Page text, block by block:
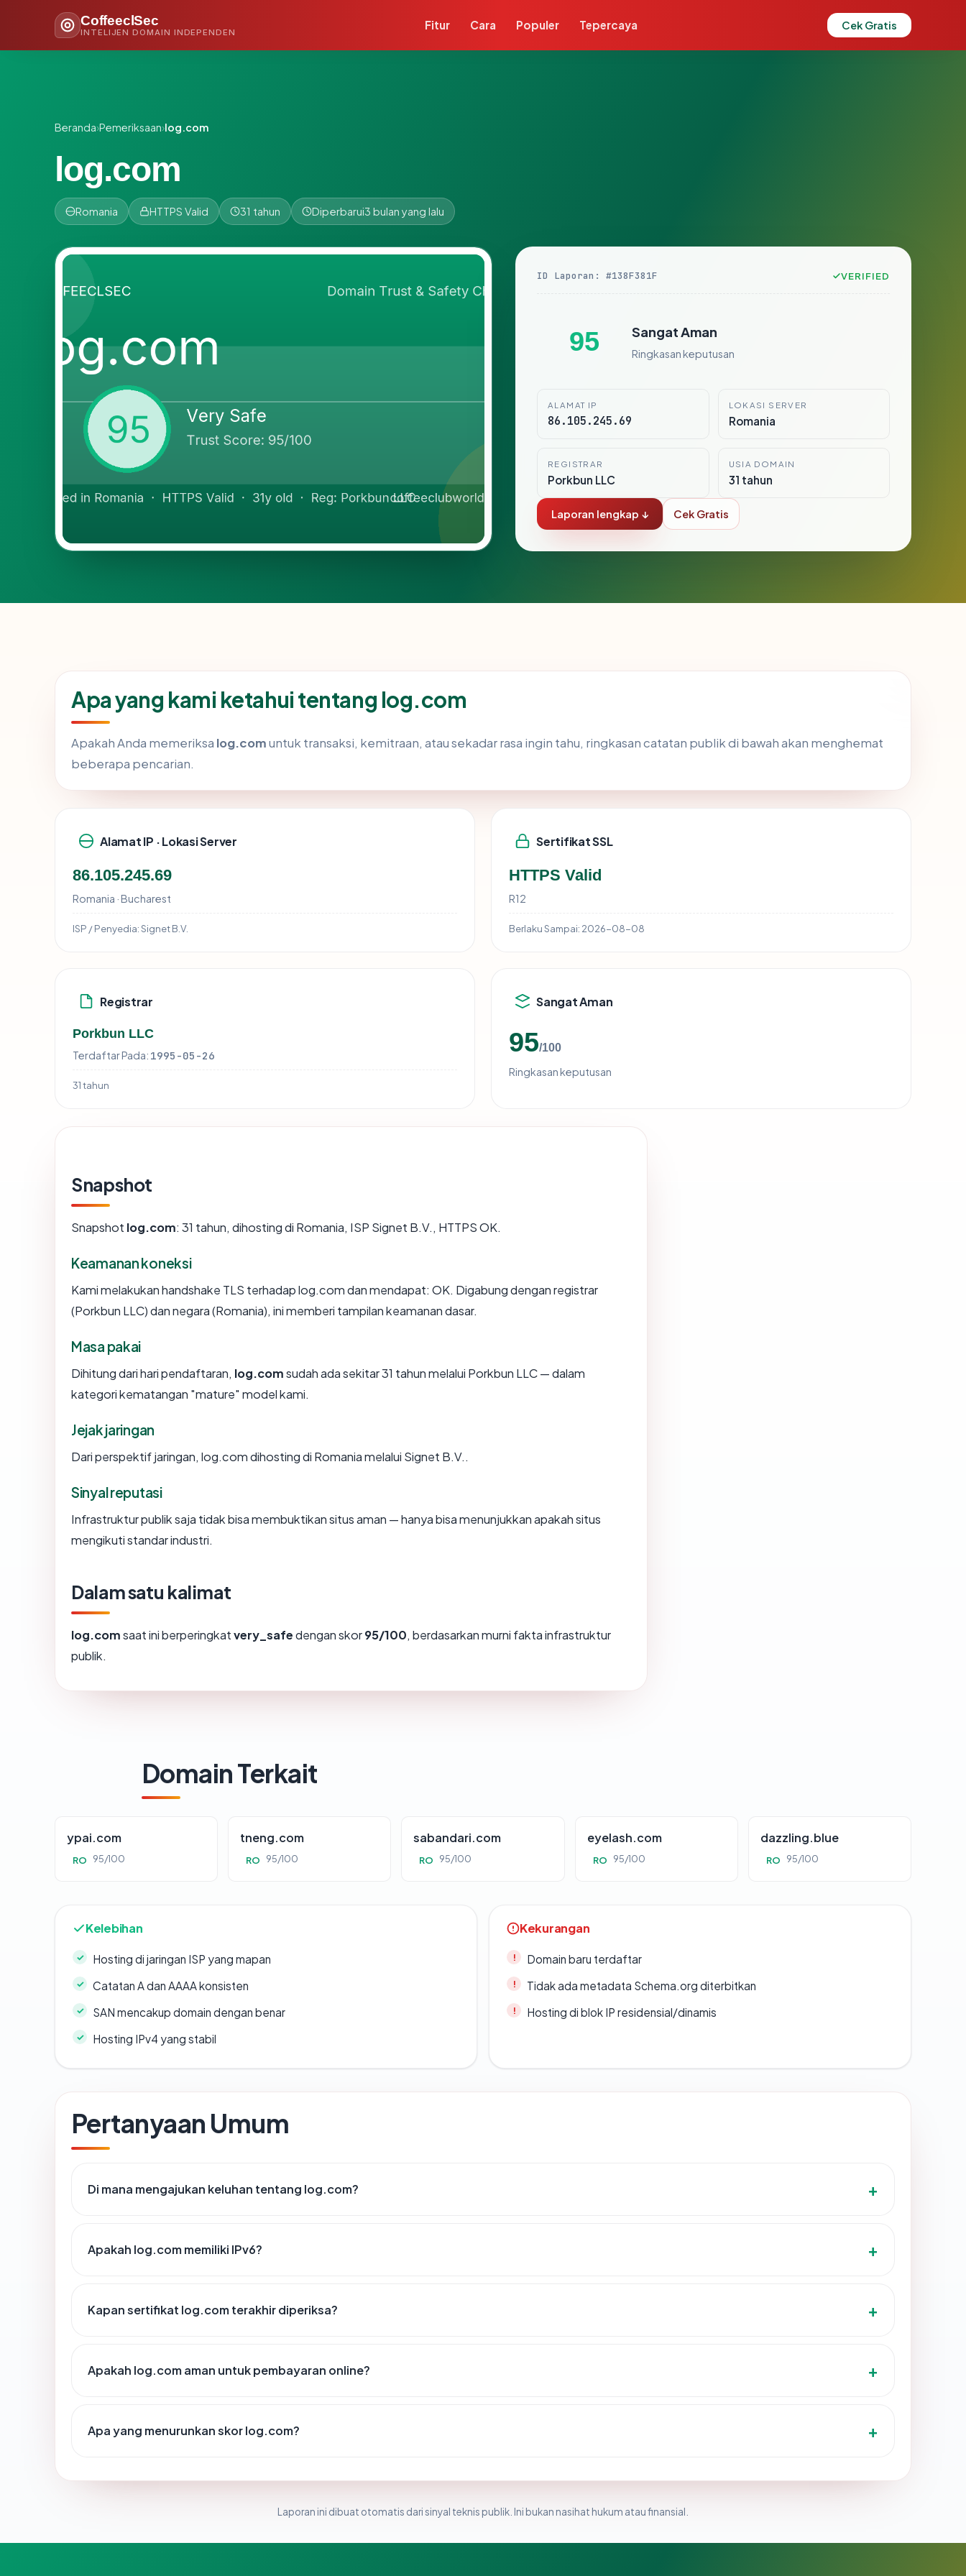
CoffeeclSec
INTELIJEN DOMAIN INDEPENDEN
Fitur Cara Populer Tepercaya Cek Gratis
Beranda›Pemeriksaan›log.com
log.com
Romania HTTPS Valid 31 tahun Diperbarui3 bulan yang lalu
ID Laporan: #138F381F VERIFIED
95 Sangat Aman
Ringkasan keputusan
ALAMAT IP
86.105.245.69
LOKASI SERVER
Romania
REGISTRAR
Porkbun LLC
USIA DOMAIN
31 tahun
Laporan lengkap ↓ Cek Gratis
Apa yang kami ketahui tentang log.com
Apakah Anda memeriksa log.comuntuk transaksi, kemitraan, atau sekadar rasa ingin tahu, ringkasan catatan publik di bawah akan menghemat
beberapa pencarian.
Alamat IP · Lokasi Server
86.105.245.69
Romania · Bucharest
ISP / Penyedia:Signet B.V.
Sertifikat SSL
HTTPS Valid
R12
Berlaku Sampai: 2026-08-08
Registrar
Porkbun LLC
Terdaftar Pada: 1995-05-26
31 tahun
Sangat Aman
95/100
Ringkasan keputusan
Snapshot
Snapshot log.com: 31 tahun, dihosting di Romania, ISP Signet B.V., HTTPS OK.
Keamanan koneksi
Kami melakukan handshake TLS terhadap log.com dan mendapat: OK. Digabung dengan registrar
(Porkbun LLC) dan negara (Romania), ini memberi tampilan keamanan dasar.
Masa pakai
Dihitung dari hari pendaftaran, log.comsudah ada sekitar 31 tahun melalui Porkbun LLC — dalam
kategori kematangan "mature" model kami.
Jejak jaringan
Dari perspektif jaringan, log.com dihosting di Romania melalui Signet B.V..
Sinyal reputasi
Infrastruktur publik saja tidak bisa membuktikan situs aman — hanya bisa menunjukkan apakah situs
mengikuti standar industri.
Dalam satu kalimat
log.comsaat ini berperingkatvery_safedengan skor95/100, berdasarkan murni fakta infrastruktur
publik.
Domain Terkait
ypai.com
RO 95/100
tneng.com
RO 95/100
sabandari.com
RO 95/100
eyelash.com
RO 95/100
dazzling.blue
RO 95/100
Kelebihan
Hosting di jaringan ISP yang mapan
Catatan A dan AAAA konsisten
SAN mencakup domain dengan benar
Hosting IPv4 yang stabil
Kekurangan
Domain baru terdaftar
Tidak ada metadata Schema.org diterbitkan
Hosting di blok IP residensial/dinamis
Pertanyaan Umum
Di mana mengajukan keluhan tentang log.com?
Apakah log.com memiliki IPv6?
Kapan sertifikat log.com terakhir diperiksa?
Apakah log.com aman untuk pembayaran online?
Apa yang menurunkan skor log.com?
Laporan ini dibuat otomatis dari sinyal teknis publik. Ini bukan nasihat hukum atau finansial.